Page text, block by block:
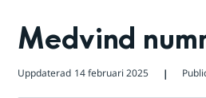
Medvind
Uppdaterad 14 februari 2025 ❘